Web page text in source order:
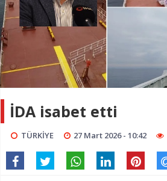
İDA isabet etti
TÜRKİYE 27 Mart 2026 - 10:42